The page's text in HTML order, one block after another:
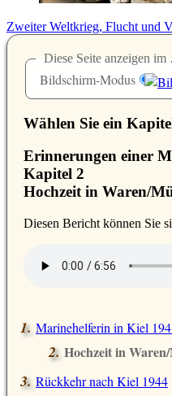
Zweiter Weltkrieg, Flucht und
Diese Seite anzeigen
Bildschirm-Modus
Wählen Sie ein
Erinnerungen einer
Kapitel 2
Hochzeit in Waren/
Diesen Bericht können Sie
Marinehelferin in Kiel
Hochzeit in
Rückkehr nach Kiel 1944